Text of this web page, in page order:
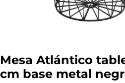
Mesa Atlántico
cm base metal